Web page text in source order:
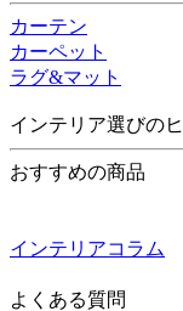
カーテン
カーペット
ラグ&マット
インテリア選びの
おすすめの
インテリアコラム
よくある